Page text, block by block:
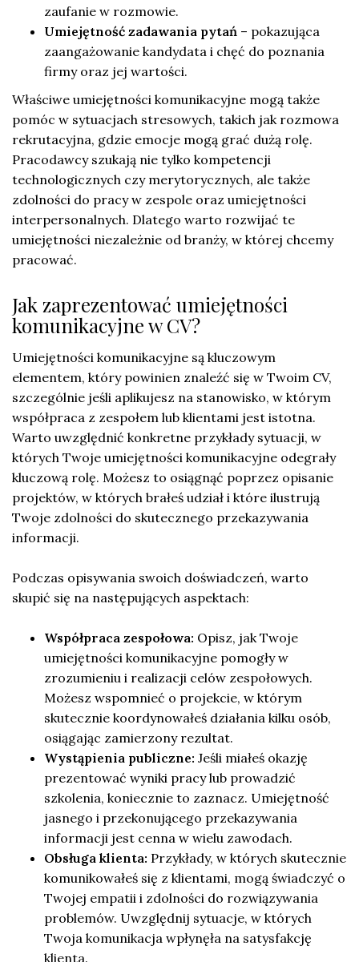
zaufanie w rozmowie.
Umiejętność zadawania pytań – pokazująca
zaangażowanie kandydata i chęć do poznania
firmy oraz jej wartości.
Właściwe umiejętności komunikacyjne mogą także
pomóc w sytuacjach stresowych, takich jak rozmowa
rekrutacyjna, gdzie emocje mogą grać dużą rolę.
Pracodawcy szukają nie tylko kompetencji
technologicznych czy merytorycznych, ale także
zdolności do pracy w zespole oraz umiejętności
interpersonalnych. Dlatego warto rozwijać te
umiejętności niezależnie od branży, w której chcemy
pracować.
Jak zaprezentować umiejętności
komunikacyjne w CV?
Umiejętności komunikacyjne są kluczowym
elementem, który powinien znaleźć się w Twoim CV,
szczególnie jeśli aplikujesz na stanowisko, w którym
współpraca z zespołem lub klientami jest istotna.
Warto uwzględnić konkretne przykłady sytuacji, w
których Twoje umiejętności komunikacyjne odegrały
kluczową rolę. Możesz to osiągnąć poprzez opisanie
projektów, w których brałeś udział i które ilustrują
Twoje zdolności do skutecznego przekazywania
informacji.
Podczas opisywania swoich doświadczeń, warto
skupić się na następujących aspektach:
Współpraca zespołowa: Opisz, jak Twoje
umiejętności komunikacyjne pomogły w
zrozumieniu i realizacji celów zespołowych.
Możesz wspomnieć o projekcie, w którym
skutecznie koordynowałeś działania kilku osób,
osiągając zamierzony rezultat.
Wystąpienia publiczne: Jeśli miałeś okazję
prezentować wyniki pracy lub prowadzić
szkolenia, koniecznie to zaznacz. Umiejętność
jasnego i przekonującego przekazywania
informacji jest cenna w wielu zawodach.
Obsługa klienta: Przykłady, w których skutecznie
komunikowałeś się z klientami, mogą świadczyć o
Twojej empatii i zdolności do rozwiązywania
problemów. Uwzględnij sytuacje, w których
Twoja komunikacja wpłynęła na satysfakcję
klienta.